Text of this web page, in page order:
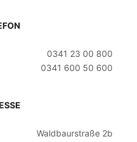
0341 23 00 800
0341 600 50 600
Waldbaurstraße 2b